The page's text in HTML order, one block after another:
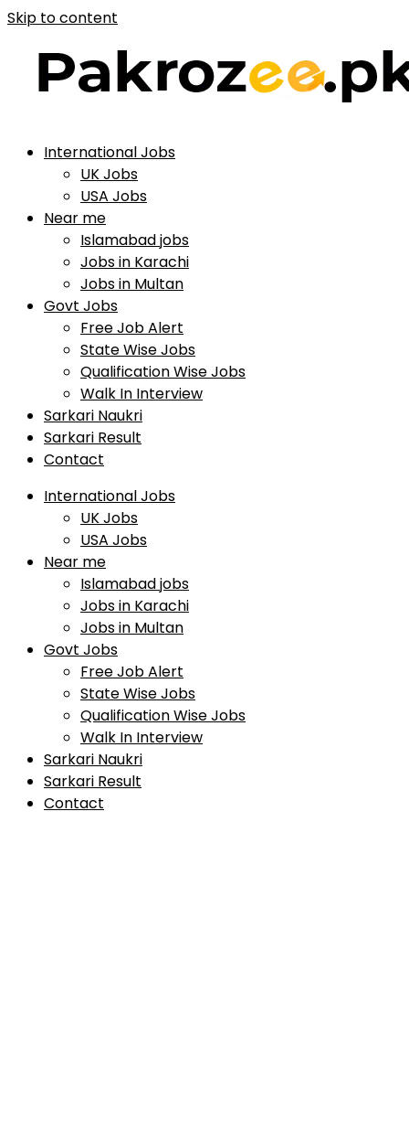
Skip to content
International Jobs
UK Jobs
USA Jobs
Near me
Islamabad jobs
Jobs in Karachi
Jobs in Multan
Govt Jobs
Free Job Alert
State Wise Jobs
Qualification Wise Jobs
Walk In Interview
Sarkari Naukri
Sarkari Result
Contact
International Jobs
UK Jobs
USA Jobs
Near me
Islamabad jobs
Jobs in Karachi
Jobs in Multan
Govt Jobs
Free Job Alert
State Wise Jobs
Qualification Wise Jobs
Walk In Interview
Sarkari Naukri
Sarkari Result
Contact